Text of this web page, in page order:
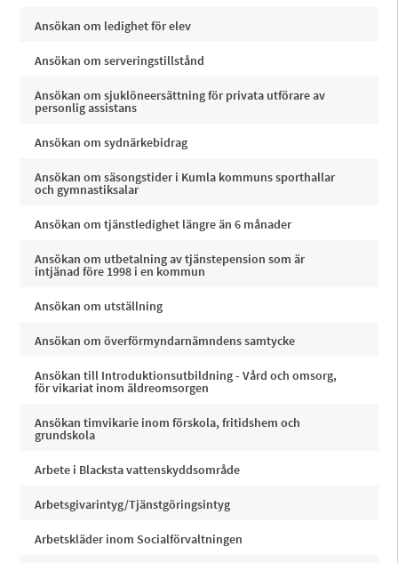
Ansökan om ledighet för elev
Ansökan om serveringstillstånd
Ansökan om sjuklöneersättning för privata utförare av
personlig assistans
Ansökan om sydnärkebidrag
Ansökan om säsongstider i Kumla kommuns sporthallar
och gymnastiksalar
Ansökan om tjänstledighet längre än 6 månader
Ansökan om utbetalning av tjänstepension som är
intjänad före 1998 i en kommun
Ansökan om utställning
Ansökan om överförmyndarnämndens samtycke
Ansökan till Introduktionsutbildning - Vård och omsorg,
för vikariat inom äldreomsorgen
Ansökan timvikarie inom förskola, fritidshem och
grundskola
Arbete i Blacksta vattenskyddsområde
Arbetsgivarintyg/Tjänstgöringsintyg
Arbetskläder inom Socialförvaltningen